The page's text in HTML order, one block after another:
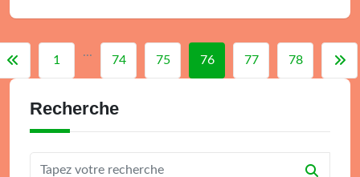
1
...
74 75 76 77 78
Recherche